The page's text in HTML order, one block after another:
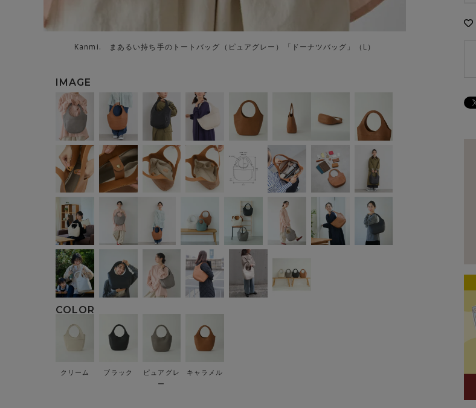
Kanmi. まあるい持ち手のトートバッグ（ピュアグレー）「ドーナツバッグ」（L）
クリーム ブラック
ピュアグレ
ー
キャラメル